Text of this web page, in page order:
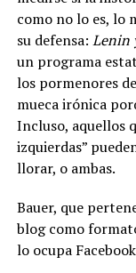
como no lo es, lo
su defensa: Lenin
un programa
los pormenores
mueca irónica
Incluso, aquellos
izquierdas”
llorar, o ambas.
Bauer, que
blog como
lo ocupa